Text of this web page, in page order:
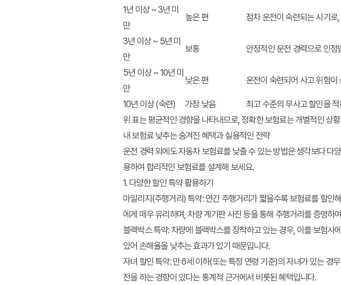
1년 이상 ~ 3년 미
만
높은 편 점차 운전이 숙련되는 시기
3년 이상 ~ 5년 미
만
보통 안정적인 운전 경력으로 인
5년 이상 ~ 10년 미
만
낮은 편 운전이 숙련되어 사고 위험
10년 이상 (숙련) 가장 낮음
최고 수준의 무사고 할인을
위 표는 평균적인 경향을 나타내므로, 정확한 보험료는 개별적인 상
내 보험료 낮추는 숨겨진 혜택과 실용적인 전략
운전 경력 외에도 자동차 보험료를 낮출 수 있는 방법은 생각보다
용하여 합리적인 보험료를 설계해 보세요.
1. 다양한 할인 특약 활용하기
마일리지(주행거리) 특약:연간 주행거리가 짧을수록 보험료를 할인
에게 매우 유리하며, 차량 계기판 사진 등을 통해 주행거리를 증명하
블랙박스 특약:차량에 블랙박스를 장착하고 있는 경우, 이를 보험사
있어 손해율을 낮추는 효과가 있기 때문입니다.
자녀 할인 특약:만 6세 이하(또는 특정 연령 기준)의 자녀가 있는 경
전을 하는 경향이 있다는 통계적 근거에서 비롯된 혜택입니다.